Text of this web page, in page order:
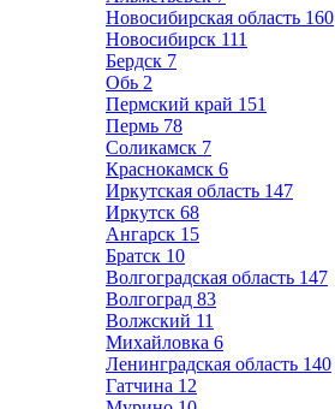
Новосибирская область 160
Новосибирск 111
Бердск 7
Обь 2
Пермский край 151
Пермь 78
Соликамск 7
Краснокамск 6
Иркутская область 147
Иркутск 68
Ангарск 15
Братск 10
Волгоградская область 147
Волгоград 83
Волжский 11
Михайловка 6
Ленинградская область 140
Гатчина 12